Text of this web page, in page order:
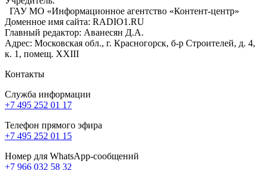
ГАУ МО «Информационное агентство «Контент-центр»
Доменное имя сайта: RADIO1.RU
Главный редактор: Аванесян Д.А.
Адрес: Московская обл., г. Красногорск, б-р Строителей, д. 4,
к. 1, помещ. XXIII
Контакты
Служба информации
+7 495 252 01 17
Телефон прямого эфира
+7 495 252 01 15
Номер для WhatsApp-сообщений
+7 966 032 58 32